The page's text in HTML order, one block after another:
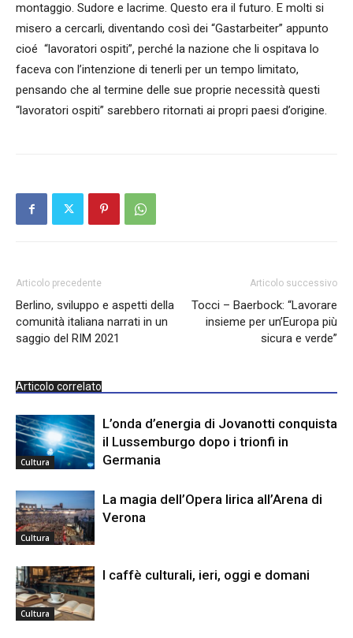
montaggio. Sudore e lacrime. Questo era il futuro. E molti si
misero a cercarli, diventando così dei “Gastarbeiter” appunto
cioé “lavoratori ospiti”, perché la nazione che li ospitava lo
faceva con l’intenzione di tenerli per un tempo limitato,
pensando che al termine delle sue proprie necessità questi
“lavoratori ospiti” sarebbero ritornati ai propri paesi d’origine.
Articolo precedente
Berlino, sviluppo e aspetti della
comunità italiana narrati in un
saggio del RIM 2021
Articolo successivo
Tocci – Baerbock: “Lavorare
insieme per un’Europa più
sicura e verde”
Articolo correlato
Cultura
L’onda d’energia di Jovanotti conquista
il Lussemburgo dopo i trionfi in
Germania
Cultura
La magia dell’Opera lirica all’Arena di
Verona
Cultura
I caffè culturali, ieri, oggi e domani